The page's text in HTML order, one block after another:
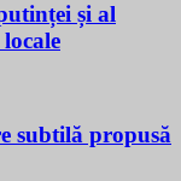
și al
subtilă propusă